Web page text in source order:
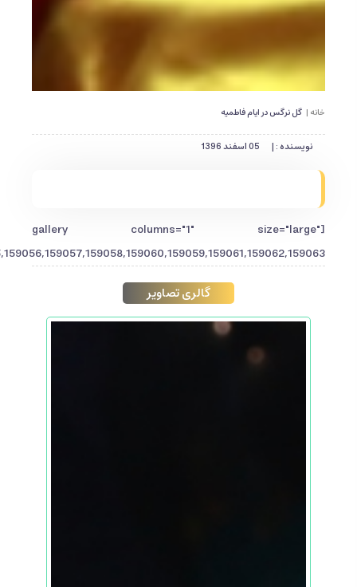
خانه | گل نرگس در ایام فاطمیه
نویسنده : | 05 اسفند 1396
[gallery columns="1" size="large"
گالری تصاویر